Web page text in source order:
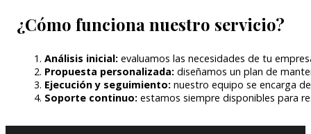
¿Cómo funciona nuestro servicio?
Análisis inicial: evaluamos las necesidades de tu
Propuesta personalizada: diseñamos un plan de
Ejecución y seguimiento: nuestro equipo se encarga
Soporte continuo: estamos siempre disponibles para